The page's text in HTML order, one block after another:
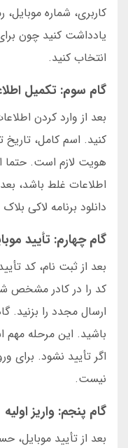
کاربری، شماره موبایل،
یادداشت کنید چون
انتخاب کنید.
گام سوم: تکمیل
بعد از وارد کردن
کنید. اسم کامل، تاریخ
هویت لازم است. حتما
اطلاعات غلط باشد،
دانلود برنامه لاکی
گام چهارم: تأیید
بعد از ثبت نام، کد
کد را در کادر مشخص
ارسال مجدد را بزنید.
باشید. این مرحله
اگر تأیید نشود. برای
نیست.
گام پنجم: واریز اولیه
بعد از تأیید